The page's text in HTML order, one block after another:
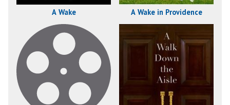
A Wake A Wake in Providence